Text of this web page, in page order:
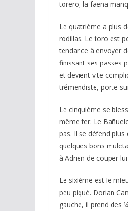
torero, la faena
Le quatrième a plus
rodillas. Le toro est
tendance à envoyer
finissant ses passes
et devient vite
trémendiste, porte
Le cinquième se
même fer. Le
pas. Il se défend plus
quelques bons
à Adrien de couper
Le sixième est le
peu piqué. Dorian
gauche, il prend des